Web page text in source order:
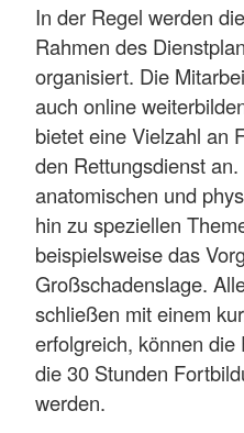
In der Regel werden
Rahmen des
organisiert. Die
auch online
bietet eine Vielzahl an
den Rettungsdienst
anatomischen und
hin zu speziellen
beispielsweise das
Großschadenslage.
schließen mit einem
erfolgreich, können
die 30 Stunden
werden.